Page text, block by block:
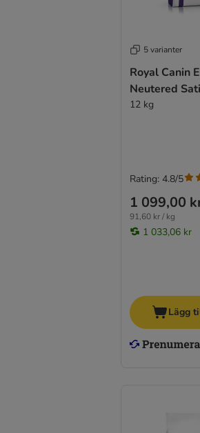
5 varianter
Royal Canin
Neutered
12 kg
1 099,00
91,60 kr / kg
1 033,06 kr
Rating: 4.8/5
Lägg